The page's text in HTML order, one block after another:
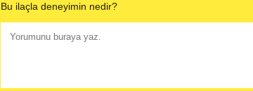
Bu ilaçla deneyimin nedir?